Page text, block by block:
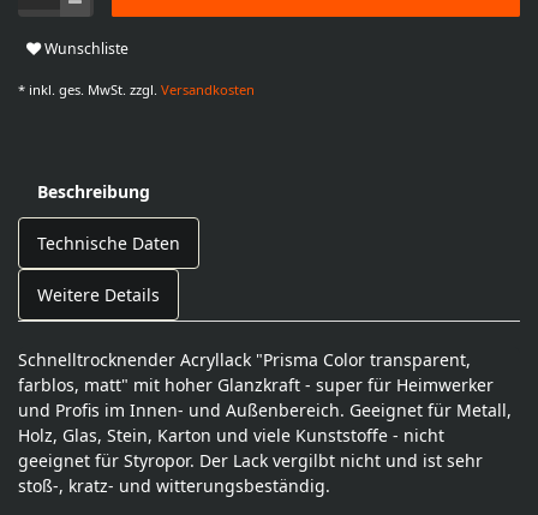
Wunschliste
* inkl. ges. MwSt. zzgl. Versandkosten
Beschreibung
Technische Daten
Weitere Details
Schnelltrocknender Acryllack "Prisma Color transparent,
farblos, matt" mit hoher Glanzkraft - super für Heimwerker
und Profis im Innen- und Außenbereich. Geeignet für Metall,
Holz, Glas, Stein, Karton und viele Kunststoffe - nicht
geeignet für Styropor. Der Lack vergilbt nicht und ist sehr
stoß-, kratz- und witterungsbeständig.